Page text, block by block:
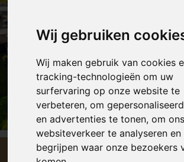
Wij gebruiken
Wij maken gebruik van cookies
tracking-technologieën om uw
surfervaring op onze website te
verbeteren, om
en advertenties te tonen, om ons
websiteverkeer te analyseren
begrijpen waar onze bezoekers
Alle fotos
€ 445 000